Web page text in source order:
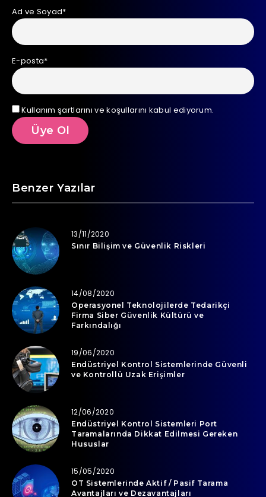
Ad ve Soyad*
E-posta*
Kullanım şartlarını ve koşullarını kabul ediyorum.
Benzer Yazılar
13/11/2020
Sınır Bilişim ve Güvenlik Riskleri
14/08/2020
Operasyonel Teknolojilerde Tedarikçi
Firma Siber Güvenlik Kültürü ve
Farkındalığı
19/06/2020
Endüstriyel Kontrol Sistemlerinde Güvenli
ve Kontrollü Uzak Erişimler
12/06/2020
Endüstriyel Kontrol Sistemleri Port
Taramalarında Dikkat Edilmesi Gereken
Hususlar
15/05/2020
OT Sistemlerinde Aktif / Pasif Tarama
Avantajları ve Dezavantajları